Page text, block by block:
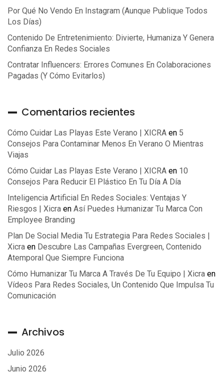
Por Qué No Vendo En Instagram (aunque Publique Todos
Los Días)
Contenido De Entretenimiento: Divierte, Humaniza Y Genera
Confianza En Redes Sociales
Contratar Influencers: Errores Comunes En Colaboraciones
Pagadas (y Cómo Evitarlos)
Comentarios recientes
Cómo Cuidar Las Playas Este Verano | XICRA en 5
Consejos Para Contaminar Menos En Verano O Mientras
Viajas
Cómo Cuidar Las Playas Este Verano | XICRA en 10
Consejos Para Reducir El Plástico En Tu Día A Día
Inteligencia Artificial En Redes Sociales: Ventajas Y
Riesgos | Xicra en Así Puedes Humanizar Tu Marca Con
Employee Branding
Plan De Social Media Tu Estrategia Para Redes Sociales |
Xicra en Descubre Las Campañas Evergreen, Contenido
Atemporal Que Siempre Funciona
Cómo Humanizar Tu Marca A Través De Tu Equipo | Xicra en
Vídeos Para Redes Sociales, Un Contenido Que Impulsa Tu
Comunicación
Archivos
Julio 2026
Junio 2026